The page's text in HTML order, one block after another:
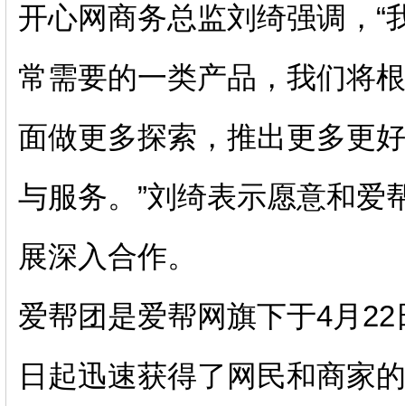
开心网商务总监刘绮强调，“
常需要的一类产品，我们将
面做更多探索，推出更多更
与服务。”刘绮表示愿意和爱
展深入合作。
爱帮团是爱帮网旗下于4月
日起迅速获得了网民和商家